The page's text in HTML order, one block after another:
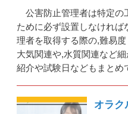
公害防止管理者は特定の
ために必ず設置しなければ
理者を取得する際の,難易
大気関連や,水質関連など
紹介や試験日などもまとめ
オラク